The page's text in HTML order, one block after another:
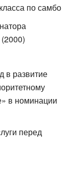
по самбо
в развитие
в номинации
перед